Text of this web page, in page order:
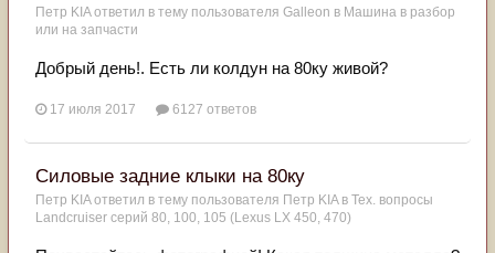
Петр KIAответил в тему пользователя Galleon в Машина в разбор
или на запчасти
Добрый день!. Есть ли колдун на 80ку живой?
17 июля 2017 6127 ответов
Силовые задние клыки на 80ку
Петр KIAответил в тему пользователя Петр KIAв Тех. вопросы
Landcruiser серий 80, 100, 105 (Lexus LX 450, 470)